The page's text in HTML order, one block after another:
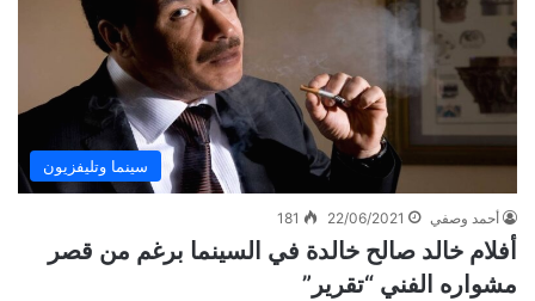
سينما وتليفزيون
أحمد وصفي 22/06/2021
181
أفلام خالد صالح خالدة في السينما برغم من قصر
مشواره الفني “تقرير”